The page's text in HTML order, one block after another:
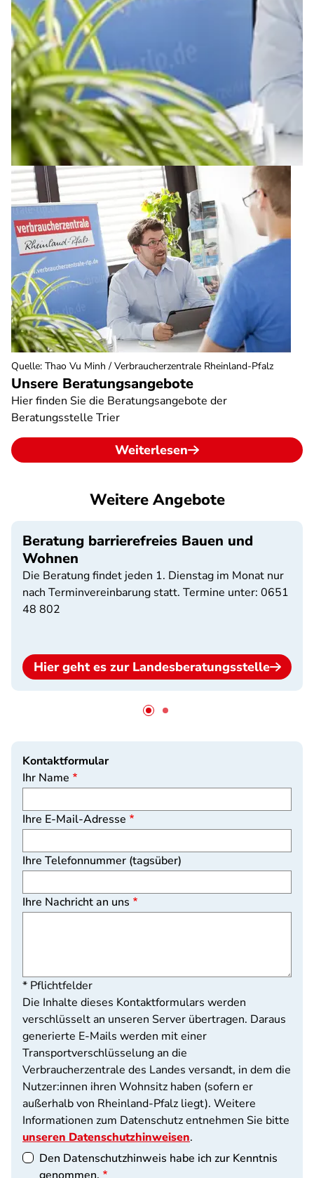
Unsere Beratungsangebote
Hier finden Sie die Beratungsangebote der
Beratungsstelle Trier
Weiterlesen
Quelle: Thao Vu Minh / Verbraucherzentrale Rheinland-Pfalz
Weitere Angebote
Beratung barrierefreies Bauen und
Wohnen
Die Beratung findet jeden 1. Dienstag im Monat nur
nach Terminvereinbarung statt. Termine unter: 0651
48 802
Hier geht es zur Landesberatungsstelle
Kontaktformular
Ihr Name
Ihre E-Mail-Adresse
Ihre Telefonnummer (tagsüber)
Ihre Nachricht an uns
* Pflichtfelder
Die Inhalte dieses Kontaktformulars werden
verschlüsselt an unseren Server übertragen. Daraus
generierte E-Mails werden mit einer
Transportverschlüsselung an die
Verbraucherzentrale des Landes versandt, in dem die
Nutzer:innen ihren Wohnsitz haben (sofern er
außerhalb von Rheinland-Pfalz liegt). Weitere
Informationen zum Datenschutz entnehmen Sie bitte
unseren Datenschutzhinweisen.
Den Datenschutzhinweis habe ich zur Kenntnis